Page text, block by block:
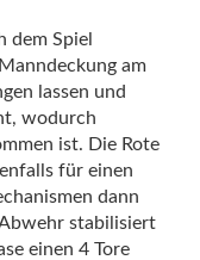
dem Spiel
am
lassen und
wodurch
ist. Die Rote
für einen
dann
stabilisiert
einen 4 Tore